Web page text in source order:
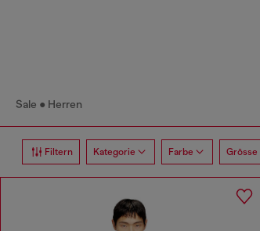
Sale Herren
Filtern Kategorie Farbe Grösse